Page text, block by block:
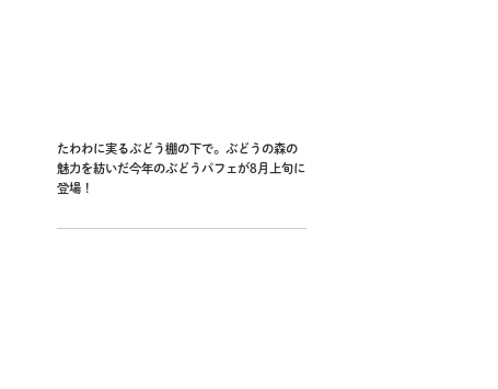
たわわに実るぶどう棚の下で。ぶどうの森の
魅力を紡いだ今年のぶどうパフェが8月上旬に
登場！